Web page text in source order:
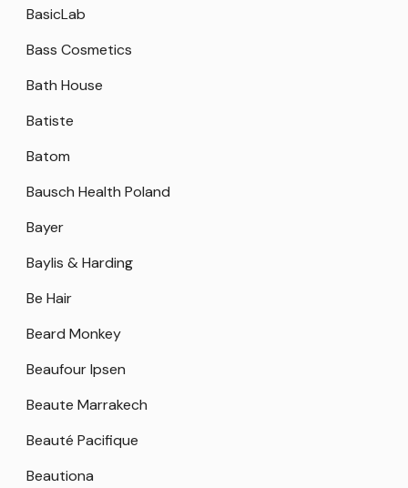
BasicLab
Bass Cosmetics
Bath House
Batiste
Batom
Bausch Health Poland
Bayer
Baylis & Harding
Be Hair
Beard Monkey
Beaufour Ipsen
Beaute Marrakech
Beauté Pacifique
Beautiona